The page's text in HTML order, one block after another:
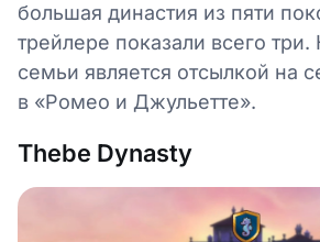
большая династия из пяти
трейлере показали всего три.
семьи является отсылкой на
в «Ромео и Джульетте».
Thebe Dynasty